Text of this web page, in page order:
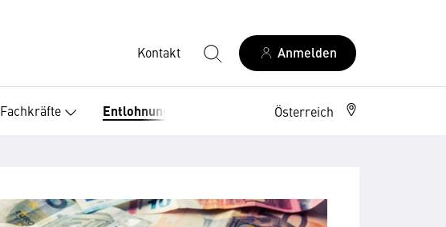
Kontakt Anmelden
Fachkräfte Entlohnung ArbeitsrechtÖsterreich